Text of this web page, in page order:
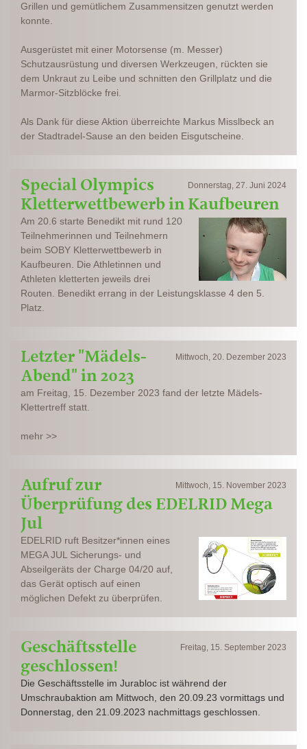
Grillen und gemütlichem Zusammensitzen genutzt werden
konnte.
Ausgerüstet mit einer Motorsense (m. Messer)
Schutzausrüstung und diversen Werkzeugen, rückten sie
dem Unkraut zu Leibe und schnitten den Grillplatz und die
Marmor-Sitzblöcke frei.
Als Dank für diese Aktion überreichte Markus Misslbeck an
der Stadtradel-Sause an den beiden Eisgutscheine.
Donnerstag, 27. Juni 2024
Special Olympics
Kletterwettbewerb in Kaufbeuren
Am 20.6 starte Benedikt mit rund 120
Teilnehmerinnen und Teilnehmern
beim SOBY Kletterwettbewerb in
Kaufbeuren. Die Athletinnen und
Athleten kletterten jeweils drei
Routen. Benedikt errang in der Leistungsklasse 4 den 5.
Platz.
Mittwoch, 20. Dezember 2023
Letzter "Mädels-
Abend" in 2023
am Freitag, 15. Dezember 2023 fand der letzte Mädels-
Klettertreff statt.
mehr >>
Mittwoch, 15. November 2023
Aufruf zur
Überprüfung des EDELRID Mega
Jul
EDELRID ruft Besitzer*innen eines
MEGA JUL Sicherungs- und
Abseilgeräts der Charge 04/20 auf,
das Gerät optisch auf einen
möglichen Defekt zu überprüfen.
Freitag, 15. September 2023
Geschäftsstelle
geschlossen!
Die Geschäftsstelle im Jurabloc ist während der
Umschraubaktion am Mittwoch, den 20.09.23 vormittags und
Donnerstag, den 21.09.2023 nachmittags geschlossen.